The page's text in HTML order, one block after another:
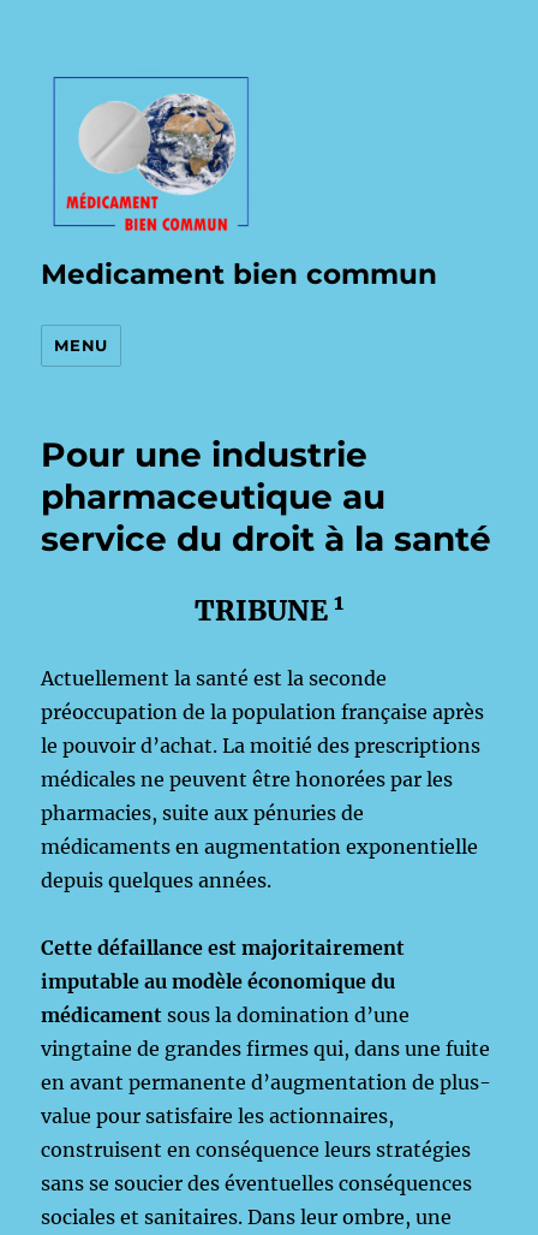
Medicament bien commun
MENU
Pour une industrie
pharmaceutique au
service du droit à la santé
TRIBUNE 1
Actuellement la santé est la seconde
préoccupation de la population française après
le pouvoir d’achat. La moitié des prescriptions
médicales ne peuvent être honorées par les
pharmacies, suite aux pénuries de
médicaments en augmentation exponentielle
depuis quelques années.
Cette défaillance est majoritairement
imputable au modèle économique du
médicament sous la domination d’une
vingtaine de grandes firmes qui, dans une fuite
en avant permanente d’augmentation de plus-
value pour satisfaire les actionnaires,
construisent en conséquence leurs stratégies
sans se soucier des éventuelles conséquences
sociales et sanitaires. Dans leur ombre, une